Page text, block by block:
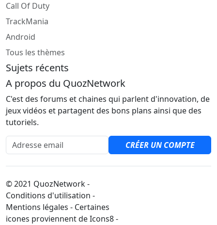
Call Of Duty
TrackMania
Android
Tous les thèmes
Sujets récents
A propos du QuozNetwork
C'est des forums et chaines qui parlent d'innovation, de
jeux vidéos et partagent des bons plans ainsi que des
tutoriels.
Adresse email
CRÉER UN COMPTE
© 2021 QuozNetwork -
Conditions d'utilisation -
Mentions légales - Certaines
icones proviennent de Icons8 -